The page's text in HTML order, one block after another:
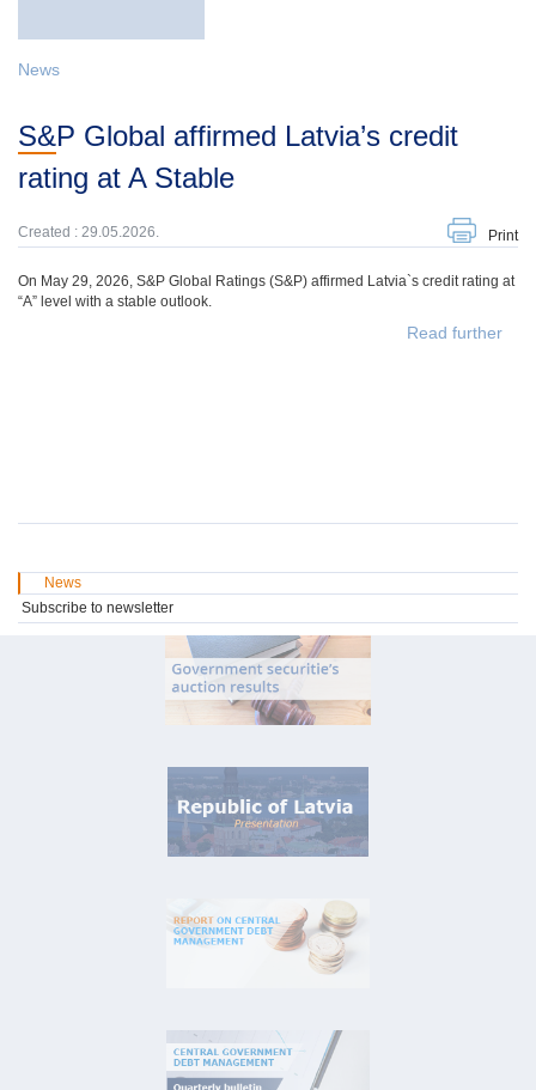
News
S&P Global affirmed Latvia’s credit
rating at A Stable
Created : 29.05.2026. Print
On May 29, 2026, S&P Global Ratings (S&P) affirmed Latvia`s credit rating at
“A” level with a stable outlook.
Read further
News
Subscribe to newsletter